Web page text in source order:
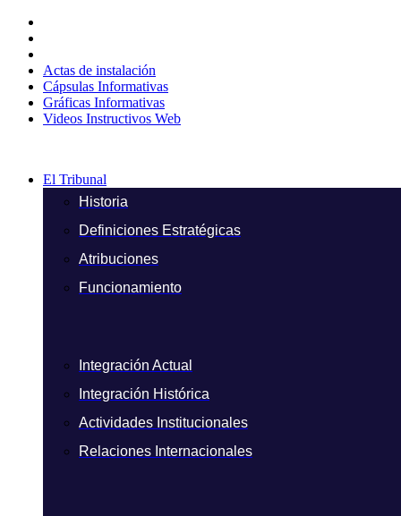
contenido
Actas de instalación
Cápsulas Informativas
Gráficas Informativas
Videos Instructivos Web
El Tribunal
Historia
Definiciones Estratégicas
Atribuciones
Funcionamiento
Integración Actual
Integración Histórica
Actividades Institucionales
Relaciones Internacionales